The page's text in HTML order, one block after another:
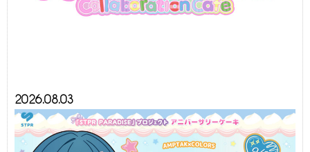
2026.08.03